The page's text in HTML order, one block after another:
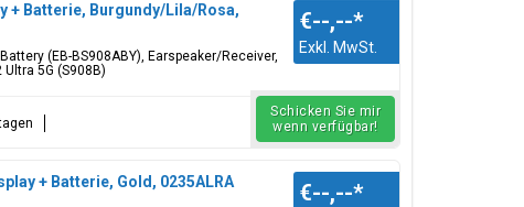
+ Batterie, Burgundy/Lila/Rosa,
(EB-BS908ABY), Earspeaker/Receiver,
5G (S908B)
€--,--*
Exkl. MwSt.
Schicken Sie mir
wenn verfügbar!
+ Batterie, Gold, 0235ALRA €--,--*